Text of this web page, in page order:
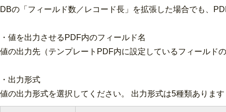
DBの「フィールド数／レコード長」を拡張した場合でも、
・値を出力させるPDF内のフィールド名
値の出力先（テンプレートPDF内に設定しているフィールド
・出力形式
値の出力形式を選択してください。 出力形式は5種類ありま